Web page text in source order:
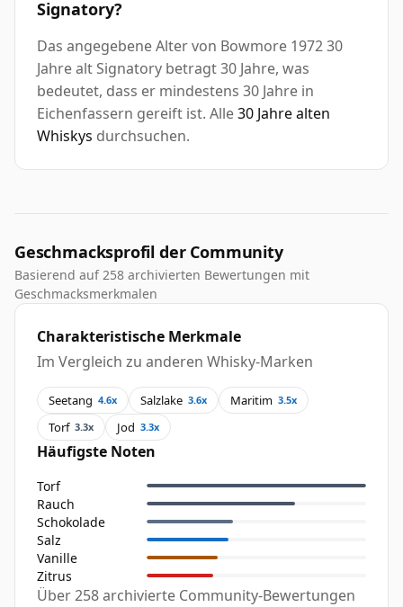
Signatory?
Das angegebene Alter von Bowmore 1972 30
Jahre alt Signatory betragt 30 Jahre, was
bedeutet, dass er mindestens 30 Jahre in
Eichenfassern gereift ist. Alle30 Jahre alten
Whiskys durchsuchen.
Geschmacksprofil der Community
Basierend auf 258 archivierten Bewertungen mit
Geschmacksmerkmalen
Charakteristische Merkmale
Im Vergleich zu anderen Whisky-Marken
Seetang 4.6x Salzlake 3.6x Maritim 3.5x
Torf 3.3x Jod 3.3x
Häufigste Noten
Torf
Rauch
Schokolade
Salz
Vanille
Zitrus
Über 258 archivierte Community-Bewertungen